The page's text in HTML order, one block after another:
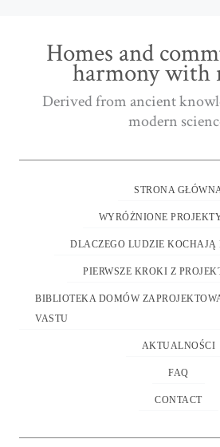
Homes and
harmony with
Derived from ancient
modern
STRONA
WYRÓŻNIONE
DLACZEGO LUDZIE KOCHAJĄ
PIERWSZE KROKI Z
BIBLIOTEKA DOMÓW
VASTU
AKTUALNOŚCI
FAQ
CONTACT